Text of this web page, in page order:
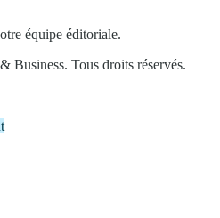
équipe éditoriale.
Tous droits réservés.